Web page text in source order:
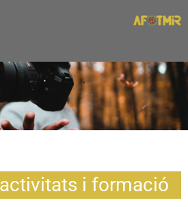
i formació